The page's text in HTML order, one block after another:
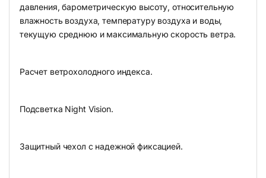
давления, барометрическую высоту, относительную
влажность воздуха, температуру воздуха и воды,
текущую среднюю и максимальную скорость ветра.
Расчет ветрохолодного индекса.
Подсветка Night Vision.
Защитный чехол с надежной фиксацией.